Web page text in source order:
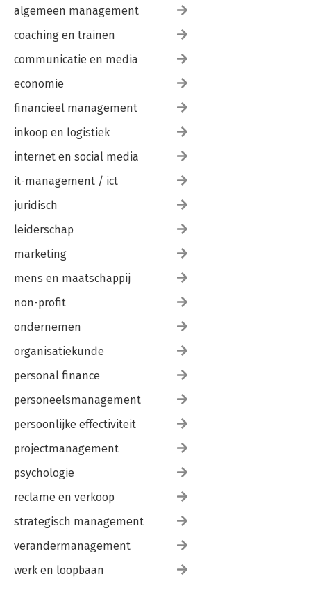
algemeen management
coaching en trainen
communicatie en media
economie
financieel management
inkoop en logistiek
internet en social media
it-management / ict
juridisch
leiderschap
marketing
mens en maatschappij
non-profit
ondernemen
organisatiekunde
personal finance
personeelsmanagement
persoonlijke effectiviteit
projectmanagement
psychologie
reclame en verkoop
strategisch management
verandermanagement
werk en loopbaan